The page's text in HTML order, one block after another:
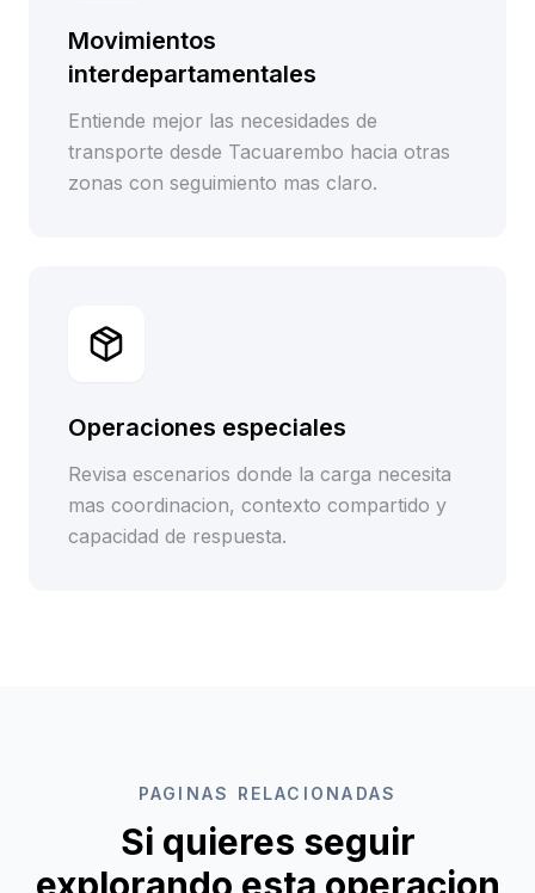
Movimientos
interdepartamentales
Entiende mejor las necesidades de
transporte desde Tacuarembo hacia otras
zonas con seguimiento mas claro.
Operaciones especiales
Revisa escenarios donde la carga necesita
mas coordinacion, contexto compartido y
capacidad de respuesta.
PAGINAS RELACIONADAS
Si quieres seguir